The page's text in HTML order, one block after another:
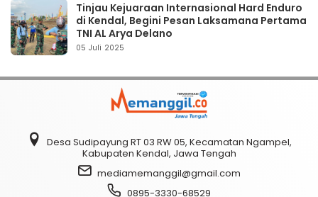
Tinjau Kejuaraan Internasional Hard Enduro
di Kendal, Begini Pesan Laksamana Pertama
TNI AL Arya Delano
05 Juli 2025
Desa Sudipayung RT 03 RW 05, Kecamatan Ngampel,
Kabupaten Kendal, Jawa Tengah
mediamemanggil@gmail.com
0895-3330-68529